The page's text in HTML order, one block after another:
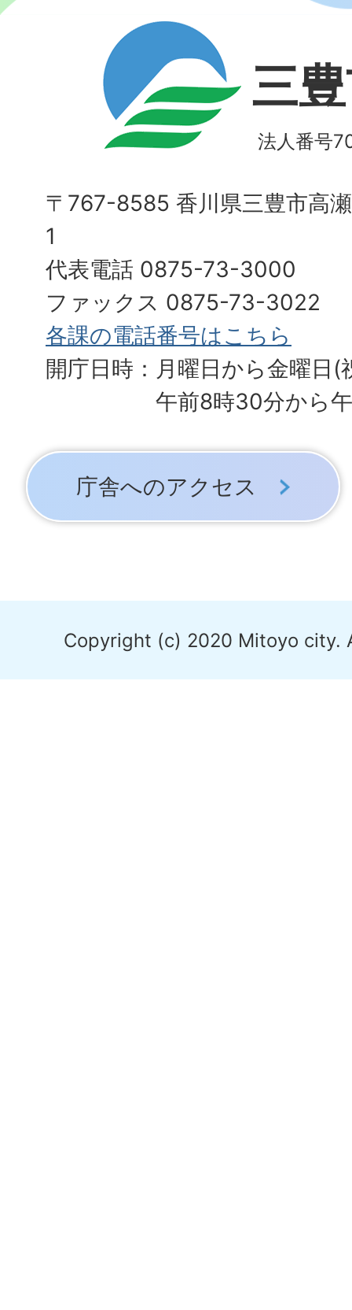
三
法人番号
〒767-8585 香川県三豊市高
1
代表電話 0875-73-3000
ファックス 0875-73-3022
各課の電話番号はこちら
開庁日時：月曜日から金曜日(
午前8時30分から
庁舎へのアクセス
Copyright (c) 2020 Mitoyo city.